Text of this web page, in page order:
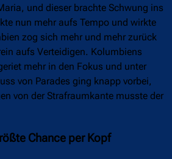
und dieser brachte Schwung ins
nun mehr aufs Tempo und wirkte
zog sich mehr und mehr zurück
aufs Verteidigen. Kolumbiens
mehr in den Fokus und unter
von Parades ging knapp vorbei,
von der Strafraumkante musste der
Chance per Kopf